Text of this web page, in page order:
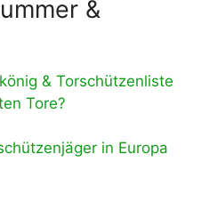
&
& Torschützenliste
Tore?
in Europa